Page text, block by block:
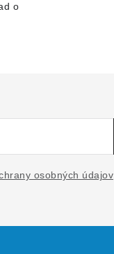
o
osobných údajov